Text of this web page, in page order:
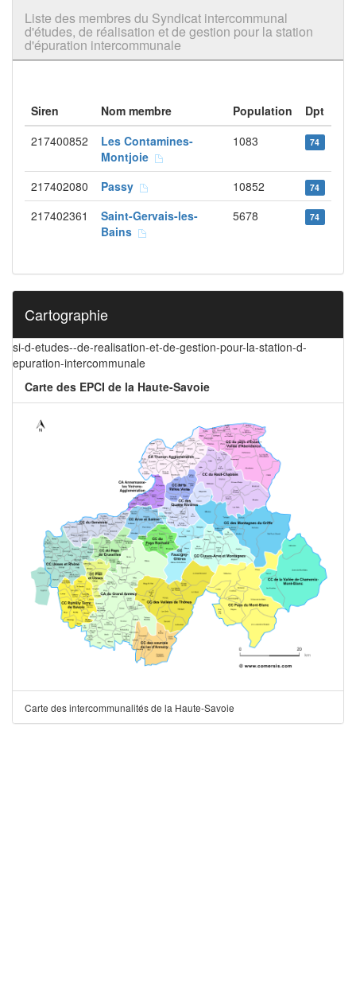
Liste des membres du Syndicat intercommunal
d'études, de réalisation et de gestion pour la station
d'épuration intercommunale
Siren Nom membre Population
Dpt
217400852
Les Contamines-
Montjoie
1083 74
217402080 Passy 10852 74
217402361
Saint-Gervais-les-
Bains
5678 74
Cartographie
si-d-etudes--de-realisation-et-de-gestion-pour-la-station-d-
epuration-intercommunale
Carte des EPCI de la Haute-Savoie
Carte des intercommunalités de la Haute-Savoie